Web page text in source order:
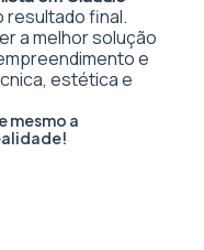
resultado final.
a melhor solução
e
estética e
mesmo a